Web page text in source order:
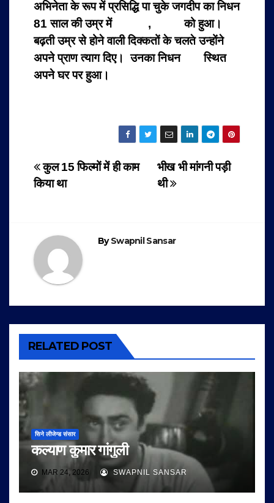
अभिनेता के रूप में प्रसिद्धि पा चुके जगदीप का निधन
81 साल की उम्र में
,
को हुआ।
बढ़ती उम्र से होने वाली दिक्कतों के चलते उन्होंने
अपने प्राण त्याग दिए। उनका निधन
स्थित
अपने घर पर हुआ।
Post
भीख भी मांगनी पड़ी
थी
कुल 15 फिल्मों में ही काम
किया था
BySwapnil Sansar
RELATED POST
सिने लीजेन्ड संसार
कल्याण कुमार गांगुली
MAR 24, 2026 SWAPNIL SANSAR